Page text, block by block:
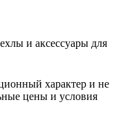
и аксессуары для
характер и не
цены и условия